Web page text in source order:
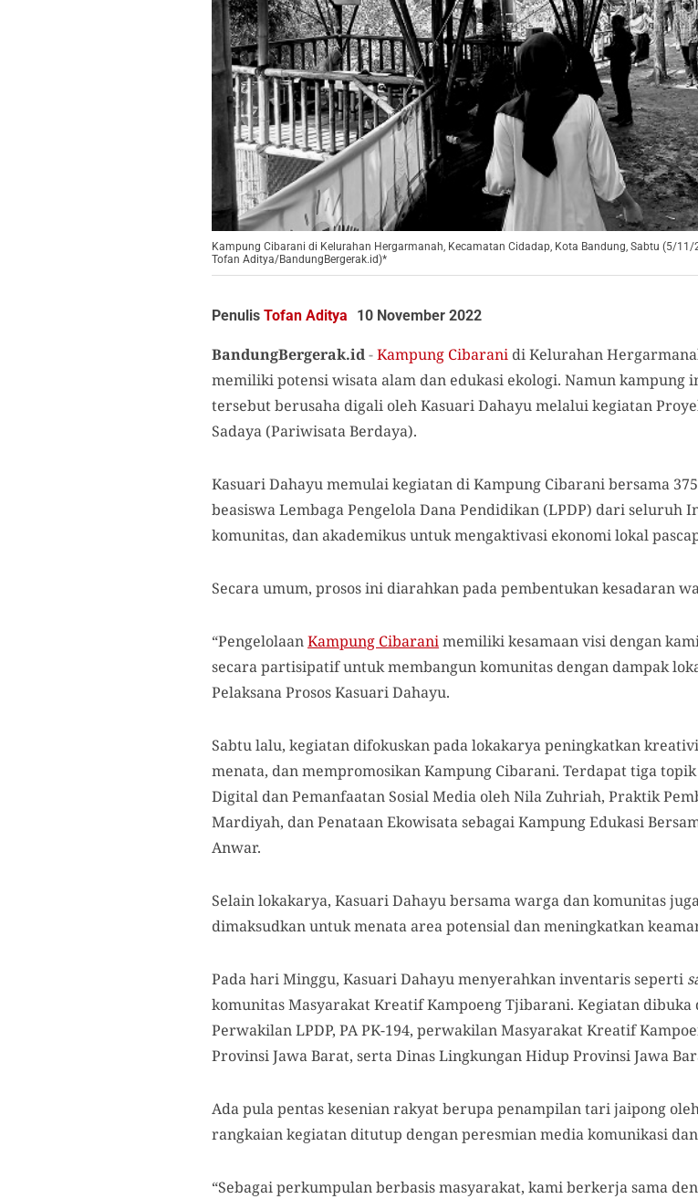
Kampung Cibarani di Kelurahan Hergarmanah, Kecamatan Cidadap, Kota Bandung, Sabtu (5/
Tofan Aditya/BandungBergerak.id)*
Penulis Tofan Aditya 10 November 2022
BandungBergerak.id-Kampung Cibarani diKelurahan
memiliki potensiwisataalam dan edukasi ekologi. Namun kampung
tersebut berusaha digali olehKasuari Dahayumelalui kegiatan
Sadaya (Pariwisata Berdaya).
Kasuari Dahayumemulai kegiatan di Kampung Cibarani bersama
beasiswa Lembaga Pengelola Dana Pendidikan (LPDP) dari seluruh
komunitas, dan akademikus untukmengaktivasi ekonomi lokal pasca
Secara umum, prososini diarahkan pada pembentukan kesadaran
“PengelolaanKampung Cibaranimemiliki kesamaan visi dengan
secara partisipatif untuk membangun komunitas dengan dampak
Pelaksana Prosos Kasuari Dahayu.
Sabtulalu, kegiatan difokuskan pada lokakarya peningkatkan
menata, dan mempromosikan Kampung Cibarani. Terdapat tiga
Digital dan Pemanfaatan Sosial Media oleh Nila Zuhriah, Praktik
Mardiyah, dan Penataan Ekowisata sebagai Kampung Edukasi
Anwar.
Selain lokakarya, Kasuari Dahayu bersama warga dan komunitas
dimaksudkan untuk menata area potensial dan meningkatkan
Pada hari Minggu, Kasuari Dahayu menyerahkan inventaris seperti
komunitas Masyarakat Kreatif Kampoeng Tjibarani. Kegiatan
Perwakilan LPDP, PA PK-194, perwakilan Masyarakat Kreatif
Provinsi Jawa Barat, serta Dinas Lingkungan Hidup Provinsi Jawa
Adapula pentas kesenian rakyat berupa penampilantarijaipong
rangkaian kegiatan ditutup dengan peresmian media komunikasi
“Sebagai perkumpulan berbasis masyarakat, kami berkerja sama